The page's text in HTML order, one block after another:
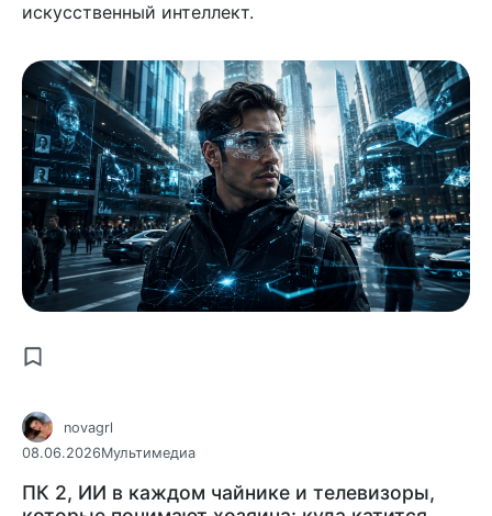
искусственный интеллект.
novagrl
08.06.2026Мультимедиа
ПК 2, ИИ в каждом чайнике и телевизоры,